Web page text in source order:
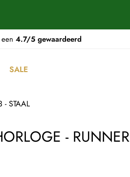
4.7/5 gewaardeerd
SALE
- STAAL
- RUNNER